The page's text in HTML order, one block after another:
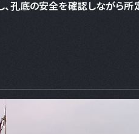
孔底の安全を確認しながら所